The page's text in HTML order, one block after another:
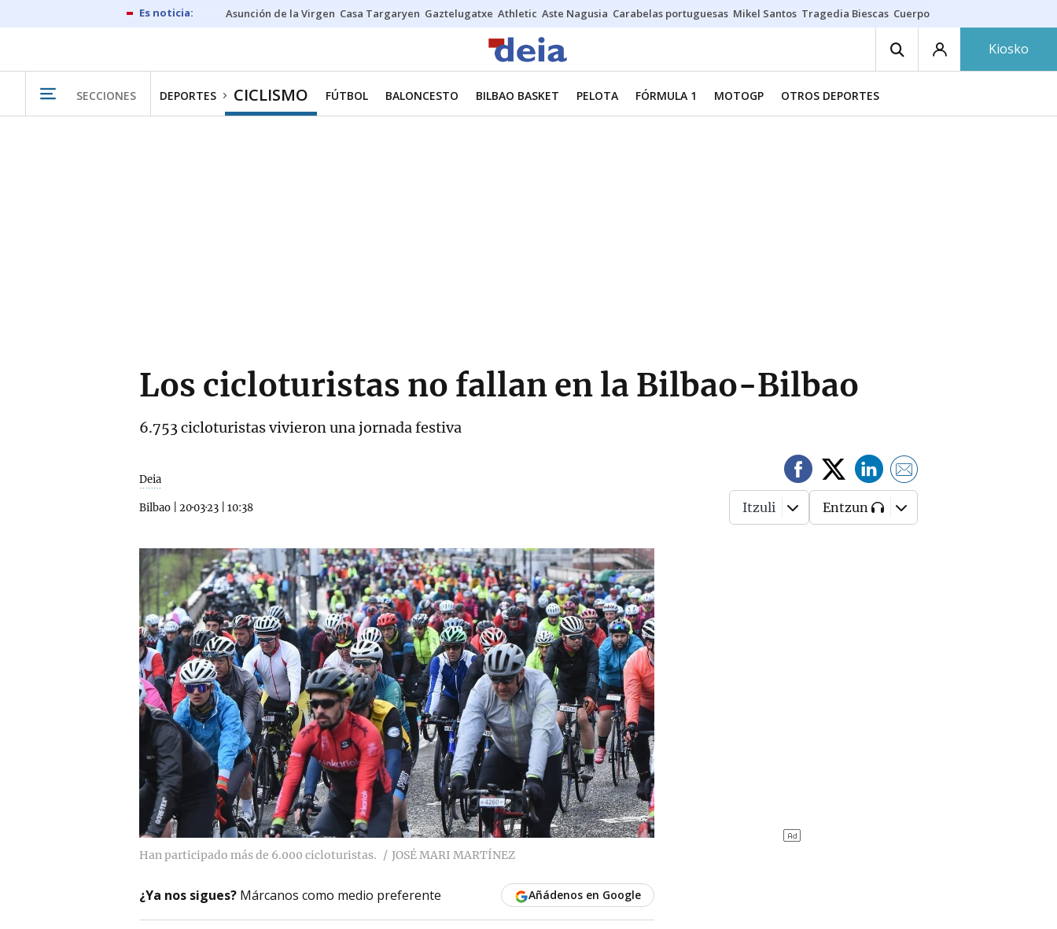
Asunción de la Virgen Casa Targaryen Gaztelugatxe Athletic Aste Nagusia Carabelas portuguesas Mikel Santos Tragedia Biescas Cuerpo ría
Kiosko
SECCIONES DEPORTES CICLISMO FÚTBOL BALONCESTO BILBAO BASKET PELOTA FÓRMULA 1 MOTOGP OTROS DEPORTES
Los cicloturistas no fallan en la Bilbao-Bilbao
6.753 cicloturistas vivieron una jornada festiva
Deia
Bilbao 20·03·23 10:38 Itzuli Entzun
Han participado más de 6.000 cicloturistas. JOSÉ MARI MARTÍNEZ
¿Ya nos sigues? Márcanos como medio preferente Añádenos en Google